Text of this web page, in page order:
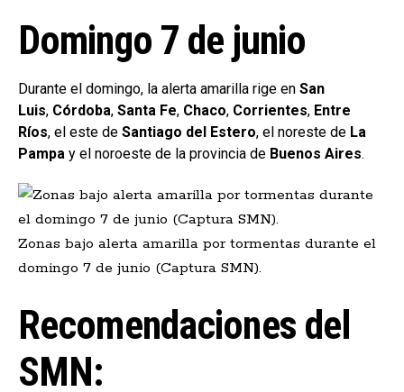
Domingo 7 de junio
Durante el domingo, la alerta amarilla rige en San
Luis, Córdoba, Santa Fe, Chaco, Corrientes, Entre
Ríos, el este de Santiago del Estero, el noreste de La
Pampa y el noroeste de la provincia de Buenos Aires.
Zonas bajo alerta amarilla por tormentas durante el
domingo 7 de junio (Captura SMN).
Recomendaciones del
SMN: